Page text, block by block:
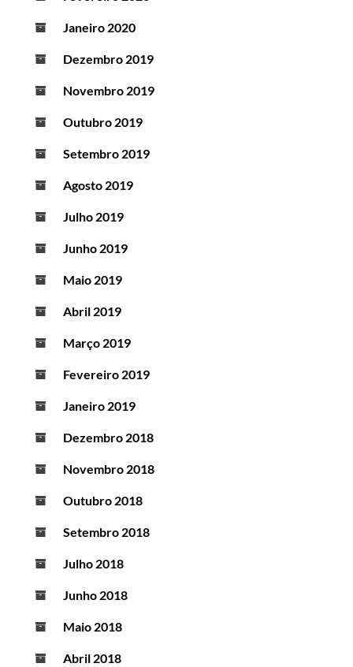
Janeiro 2020
Dezembro 2019
Novembro 2019
Outubro 2019
Setembro 2019
Agosto 2019
Julho 2019
Junho 2019
Maio 2019
Abril 2019
Março 2019
Fevereiro 2019
Janeiro 2019
Dezembro 2018
Novembro 2018
Outubro 2018
Setembro 2018
Julho 2018
Junho 2018
Maio 2018
Abril 2018